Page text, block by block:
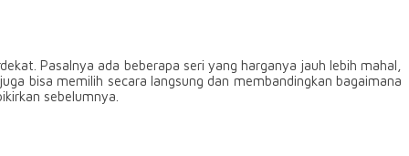
Pasalnya ada beberapa seri yang harganya jauh lebih mahal,
bisa memilih secara langsung dan membandingkan bagaimana
sebelumnya.